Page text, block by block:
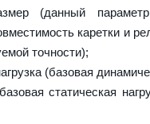
(данный параметр
каретки и
точности);
(базовая
статическая